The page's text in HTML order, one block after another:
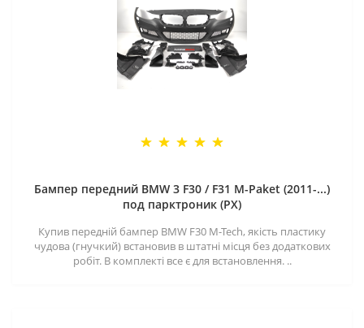
Бампер передний BMW 3 F30 / F31 M-Paket (2011-...)
под парктроник (PX)
Купив передній бампер BMW F30 M-Tech, якість пластику
чудова (гнучкий) встановив в штатні місця без додаткових
робіт. В комплекті все є для встановлення. ..